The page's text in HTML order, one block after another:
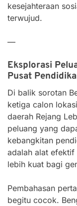
kesejahteraan
terwujud.
—
Eksplorasi
Pusat
Di balik sorotan
ketiga calon
daerah Rejang
peluang yang
kebangkitan
adalah alat efektif
lebih kuat bagi
Pembahasan
begitu cocok.